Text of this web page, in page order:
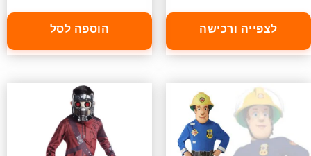
לצפייה ורכישה הוספה לסל